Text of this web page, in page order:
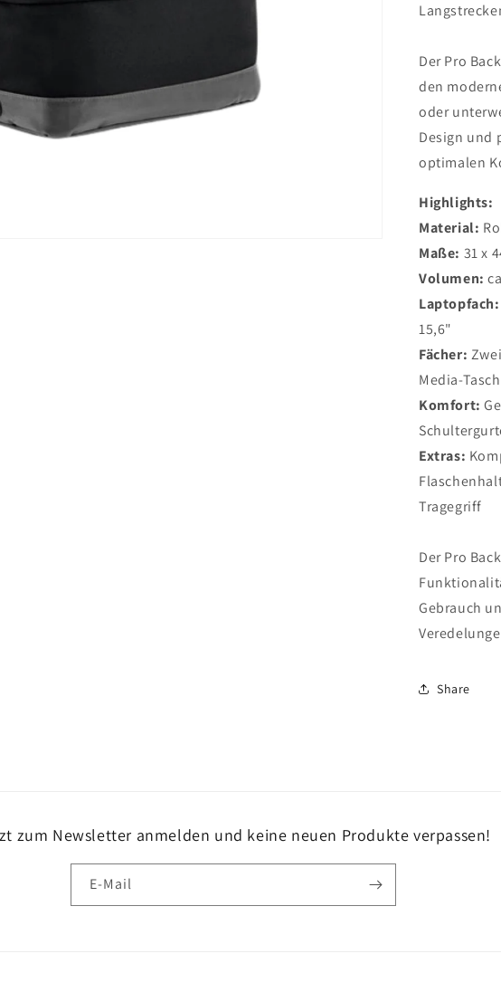
Der Pro
den
oder
Design und
optimalen
Highlights:
Material:
Maße: 31 x
Volumen:
Laptopfach:
15,6"
Fächer:
Media-
Komfort:
Extras:
Tragegriff
Der Pro
Gebrauch
Share
zum Newsletter anmelden und keine neuen Produkte verpassen!
E-Mail